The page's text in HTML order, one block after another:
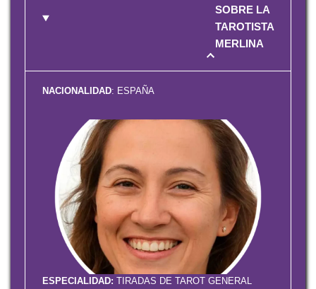
SOBRE LA
TAROTISTA
MERLINA
NACIONALIDAD: ESPAÑA
ESPECIALIDAD: TIRADAS DE TAROT GENERAL